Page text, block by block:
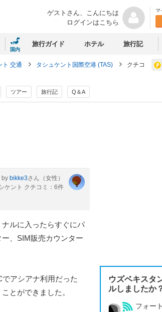
ゲストさん、 こんにちは
ログインはこちら
マ
国内
旅行ガイド ホテル 旅行記
ト 交通 タシュケント国際空港 (TAS)
クチコ
ツアー 旅行記 Q＆A
by bikke3さん （女性）
ケント クチコミ：6件
ルに入ったらすぐにパ
、SIM販売カウンター
アシアナ利用だった
とができました。
ウズベキスタ
ルしましたか
フォー